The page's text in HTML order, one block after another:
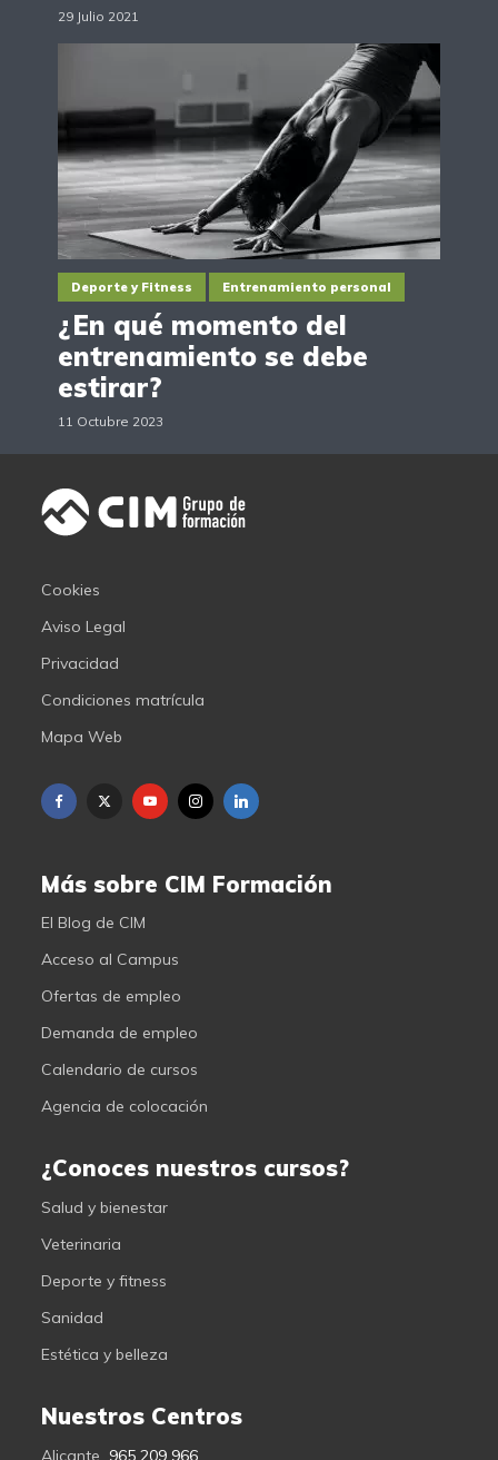
29 Julio 2021
Deporte y Fitness Entrenamiento personal
¿En qué momento del
entrenamiento se debe
estirar?
11 Octubre 2023
Cookies
Aviso Legal
Privacidad
Condiciones matrícula
Mapa Web
Más sobre CIM Formación
El Blog de CIM
Acceso al Campus
Ofertas de empleo
Demanda de empleo
Calendario de cursos
Agencia de colocación
¿Conoces nuestros cursos?
Salud y bienestar
Veterinaria
Deporte y fitness
Sanidad
Estética y belleza
Nuestros Centros
Alicante 965 209 966